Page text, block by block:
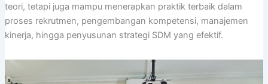
teori, tetapi juga mampu menerapkan praktik terbaik dalam
proses rekrutmen, pengembangan kompetensi, manajemen
kinerja, hingga penyusunan strategi SDM yang efektif.